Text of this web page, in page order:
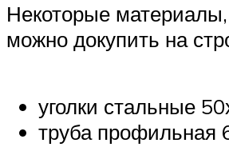
Некоторые
можно докупить на
уголки стальные
труба профильная